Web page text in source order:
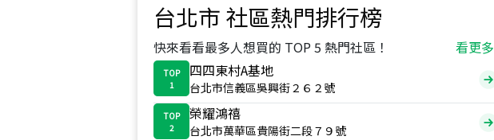
台北市 社區熱門排行榜
快來看看最多人想買的 TOP 5 熱門社區！ 看更多
TOP
1
四四東村A基地
台北市信義區吳興街２６２號
TOP
2
榮耀鴻禧
台北市萬華區貴陽街二段７９號